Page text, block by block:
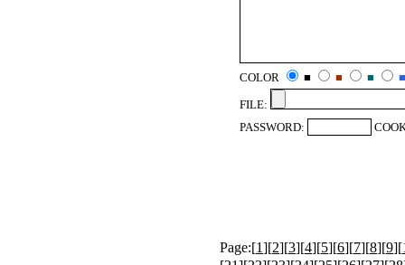
COLOR ■ ■ ■
■
FILE:
PASSWORD:
Page:[1][2][3][4][5][6][7][8][9][